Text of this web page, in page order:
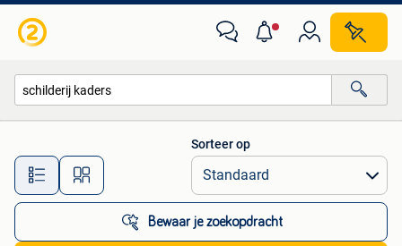
Alle afstanden…
Sorteer op
Bewaar je zoekopdracht